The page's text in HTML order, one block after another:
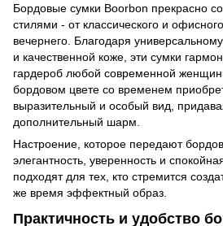
Бордовые сумки Boorbon прекрасно
стилями - от классического и
вечернего. Благодаря
и качественной коже, эти сумки
гардероб любой современной
бордовом цвете со временем
выразительный и особый вид,
дополнительный шарм.
Настроение, которое передают
элегантность, уверенность и
подходят для тех, кто стремится
же время эффектный образ.
Практичность и удобство